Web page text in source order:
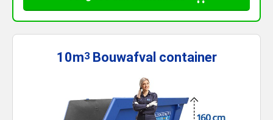
10m3 Bouwafval container